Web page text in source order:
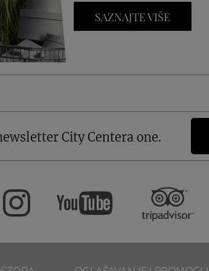
SAZNAJTE VIŠE
City Centera one.